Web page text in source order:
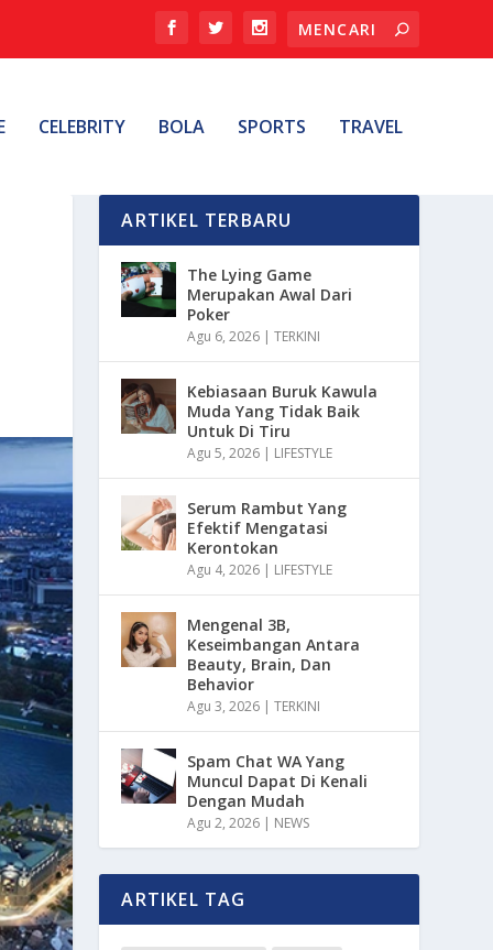
CELEBRITY BOLA SPORTS TRAVEL
ARTIKEL TERBARU
The Lying Game
Merupakan Awal Dari
Poker
Agu 6, 2026 |TERKINI
Kebiasaan Buruk Kawula
Muda Yang Tidak Baik
Untuk Di Tiru
Agu 5, 2026 | LIFESTYLE
Serum Rambut Yang
Efektif Mengatasi
Kerontokan
Agu 4, 2026 | LIFESTYLE
Mengenal 3B,
Keseimbangan Antara
Beauty, Brain, Dan
Behavior
Agu 3, 2026 |TERKINI
Spam Chat WA Yang
Muncul Dapat Di Kenali
Dengan Mudah
Agu 2, 2026 | NEWS
ARTIKEL TAG